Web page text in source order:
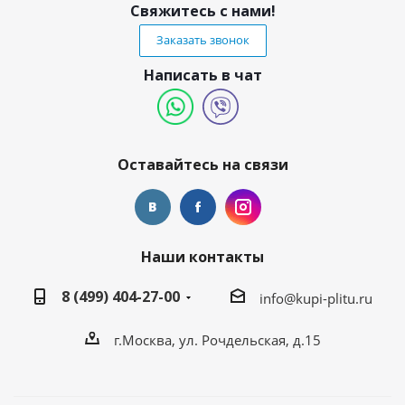
Свяжитесь с нами!
Заказать звонок
Написать в чат
Оставайтесь на связи
Наши контакты
8 (499) 404-27-00
info@kupi-plitu.ru
г.Москва, ул. Рочдельская, д.15